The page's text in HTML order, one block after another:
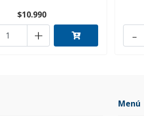
$10.990
+ -
Menú